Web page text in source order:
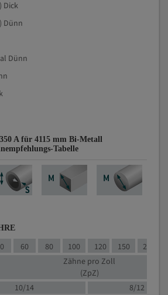
Dick
Dünn
Dünn
A für 4115 mm Bi-Metall
Tabelle
60 80 100 120 150 200
Zähne pro Zoll
(ZpZ)
10/14
8/12